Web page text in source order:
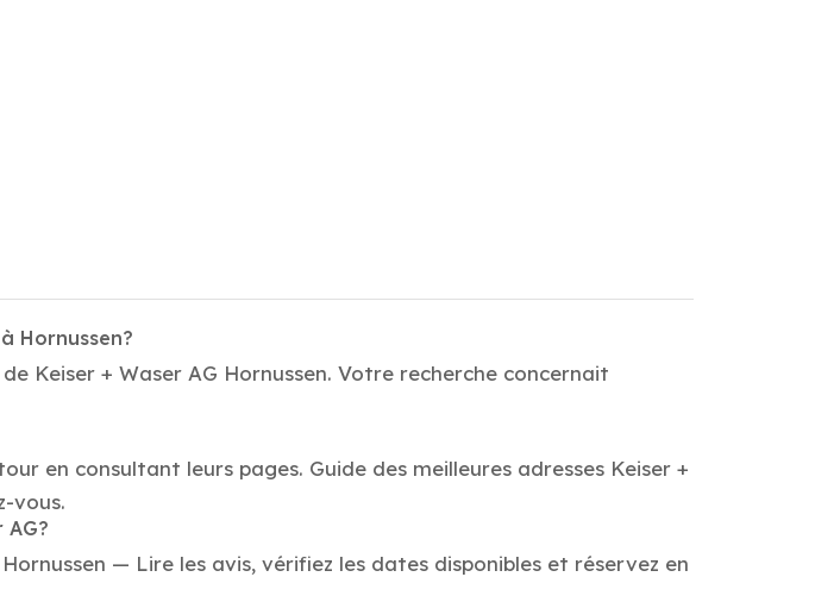
Hornussen?
Keiser + Waser AG Hornussen. Votre recherche concernait
en consultant leurs pages. Guide des meilleures adresses Keiser +
vous.
AG?
— Lire les avis, vérifiez les dates disponibles et réservez en